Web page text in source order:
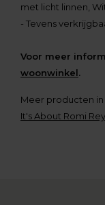
met licht linnen,
- Tevens
Voor meer
woonwinkel.
Meer producten
It's About Romi